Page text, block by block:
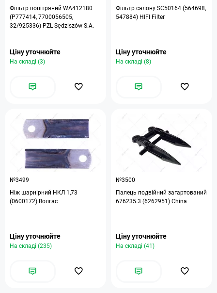
Фільтр повітряний WA412180
(P777414, 7700056505,
32/925336) PZL Sędziszów S.A.
Ціну уточнюйте
На складі (3)
Фільтр салону SC50164 (564698,
547884) HIFI Filter
Ціну уточнюйте
На складі (8)
№3499
Ніж шарнірний НКЛ 1,73
(0600172) Волгас
Ціну уточнюйте
На складі (235)
№3500
Палець подвійний загартований
676235.3 (6262951) China
Ціну уточнюйте
На складі (41)